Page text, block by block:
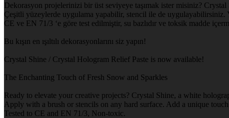
Dekorasyon projelerinizi bir üst seviyeye taşımak ister misiniz? Crystal
Çeşitli yüzeylerde uygulama yapabilir, stencil ile de uygulayabilirsiniz.
CE ve EN 71/3 ‘e göre test edilmiştir, su bazlıdır ve toksik madde
Bu kışın en ışıltılı dekorasyonlarını siz yapın!
Crystal Shine / Crystal Hologram Relief Paste is now available!
The Enchanting Touch of Fresh Snow and Sparkles
Ready to elevate your creative projects? Crystal Shine, a white
Apply with a brush or stencils on any hard surface. Add a unique
Tested to CE and EN 71/3, Non-toxic.